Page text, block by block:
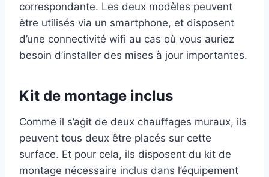
correspondante. Les deux modèles peuvent
être utilisés via un smartphone, et disposent
d’une connectivité wifi au cas où vous auriez
besoin d’installer des mises à jour importantes.
Kit de montage inclus
Comme il s’agit de deux chauffages muraux, ils
peuvent tous deux être placés sur cette
surface. Et pour cela, ils disposent du kit de
montage nécessaire inclus dans l’équipement